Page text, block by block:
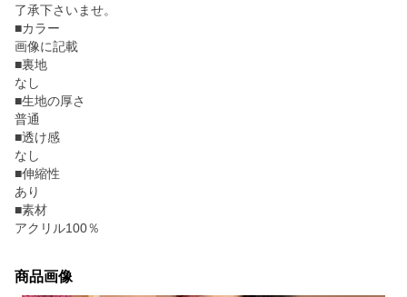
了承下さいませ。
■カラー
画像に記載
■裏地
なし
■生地の厚さ
普通
■透け感
なし
■伸縮性
あり
■素材
アクリル100％
商品画像